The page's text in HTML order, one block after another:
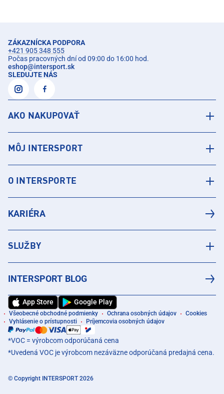
ZÁKAZNÍCKA PODPORA
+421 905 348 555
Počas pracovných dní od 09:00 do 16:00 hod.
eshop@intersport.sk
SLEDUJTE NÁS
AKO NAKUPOVAŤ
MÔJ INTERSPORT
O INTERSPORTE
KARIÉRA
SLUŽBY
INTERSPORT BLOG
App Store Google Play
Všeobecné obchodné podmienky Ochrana osobných údajov
Cookies
Vyhlásenie o prístupnosti
Príjemcovia osobných údajov
*VOC = výrobcom odporúčaná cena
*Uvedená VOC je výrobcom nezáväzne odporúčaná predajná cena.
© Copyright INTERSPORT 2026